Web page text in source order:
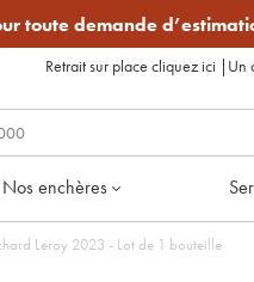
toute demande
Retrait sur place cliquez ici | Un
Nos enchères
Leroy 2023 - Lot de 1 bouteille